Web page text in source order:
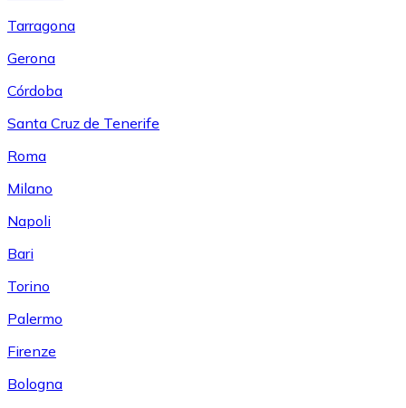
Tarragona
Gerona
Córdoba
Santa Cruz de Tenerife
Roma
Milano
Napoli
Bari
Torino
Palermo
Firenze
Bologna